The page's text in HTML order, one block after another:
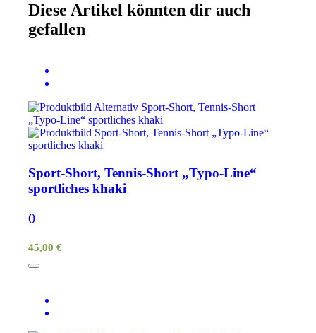
Diese Artikel könnten dir auch
gefallen
Sport-Short, Tennis-Short „Typo-Line“
sportliches khaki
()
45,00 €